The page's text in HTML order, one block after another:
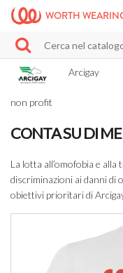
WORTH
Arcigay
non profit
CONTA SU DI ME
La lotta all’omofobia e alla
discriminazioni ai danni di
obiettivi prioritari di